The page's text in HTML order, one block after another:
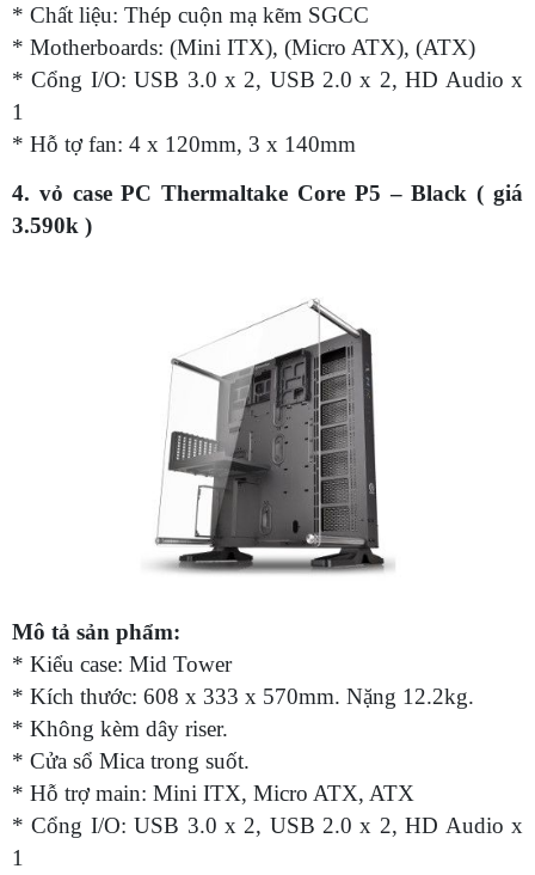
* Chất liệu: Thép cuộn mạ kẽm SGCC
* Motherboards: (Mini ITX), (Micro ATX), (ATX)
* Cổng I/O: USB 3.0 x 2, USB 2.0 x 2, HD Audio x
1
* Hỗ tợ fan: 4 x 120mm, 3 x 140mm
4. vỏ case PC Thermaltake Core P5 – Black ( giá
3.590k )
Mô tả sản phẩm:
* Kiểu case: Mid Tower
* Kích thước: 608 x 333 x 570mm. Nặng 12.2kg.
* Không kèm dây riser.
* Cửa sổ Mica trong suốt.
* Hỗ trợ main: Mini ITX, Micro ATX, ATX
* Cổng I/O: USB 3.0 x 2, USB 2.0 x 2, HD Audio x
1